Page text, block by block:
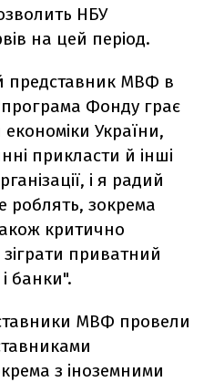
НБУ
на цей період.
представник МВФ в
Фонду грає
України,
прикласти й інші
і я радий
роблять, зокрема
критично
приватний
банки".
МВФ провели
з іноземними